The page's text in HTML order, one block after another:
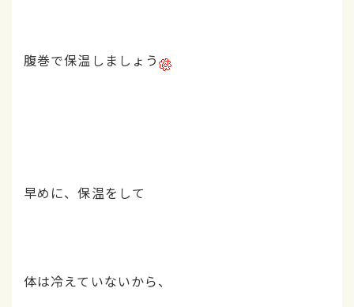
腹巻で保温しましょう
早めに、保温をして
体は冷えていないから、